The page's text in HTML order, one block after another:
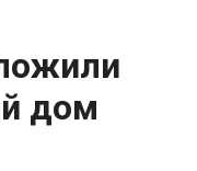
дом